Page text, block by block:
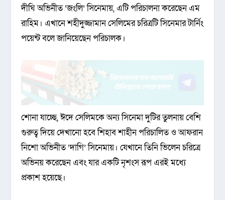
দীঘি অভিনীত ‘জংলি’ সিনেমায়, এটি পরিচালনা করেছেন এম
রাহিম। এখানে শহীদুজ্জামান সেলিমের চরিত্রটি সিনেমার টার্নিং
পয়েন্ট বলে জানিয়েছেন পরিচালক।
শোনা যাচ্ছে, ঈদে সেলিমকে অন্য সিনেমা দুটির তুলনায় বেশি
গুরুত্ব দিয়ে দেখানো হবে শিহাব শাহীন পরিচালিত ও আফরান
নিশো অভিনীত ‘দাগি’ সিনেমায়। যেখানে তিনি ভিলেন চরিত্রে
অভিনয় করেছেন এবং যার একটি নৃশংস রূপ এরই মধ্যে
প্রকাশ হয়েছে।